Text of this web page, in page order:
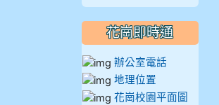
花崗即時通
辦公室電話
地理位置
花崗校園平面圖